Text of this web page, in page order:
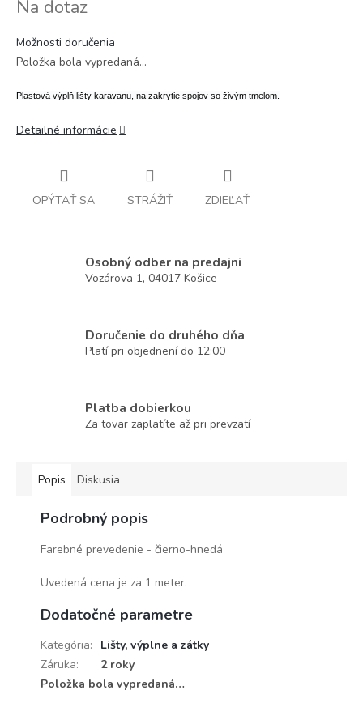
cena:
Na dotaz
Možnosti doručenia
Položka bola vypredaná…
Plastová výplň lišty karavanu, na zakrytie spojov so živým tmelom.
Detailné informácie
OPÝTAŤ SA STRÁŽIŤ ZDIEĽAŤ
Osobný odber na predajni
Vozárova 1, 04017 Košice
Doručenie do druhého dňa
Platí pri objednení do 12:00
Platba dobierkou
Za tovar zaplatíte až pri prevzatí
Popis Diskusia
Podrobný popis
Farebné prevedenie - čierno-hnedá
Uvedená cena je za 1 meter.
Dodatočné parametre
Kategória:
Lišty, výplne a zátky
Záruka:
2 roky
Položka bola vypredaná…